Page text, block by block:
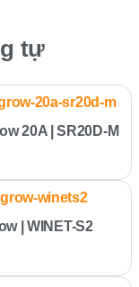
tự
20A | SR20D-M
| WINET-S2